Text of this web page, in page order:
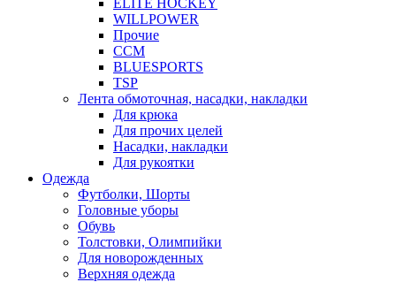
WILLPOWER
Прочие
CCM
BLUESPORTS
TSP
Лента обмоточная, насадки, накладки
Для крюка
Для прочих целей
Насадки, накладки
Для рукоятки
Одежда
Футболки, Шорты
Головные уборы
Обувь
Толстовки, Олимпийки
Для новорожденных
Верхняя одежда